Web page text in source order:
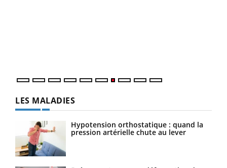
LES MALADIES
Hypotension orthostatique : quand la
pression artérielle chute au lever